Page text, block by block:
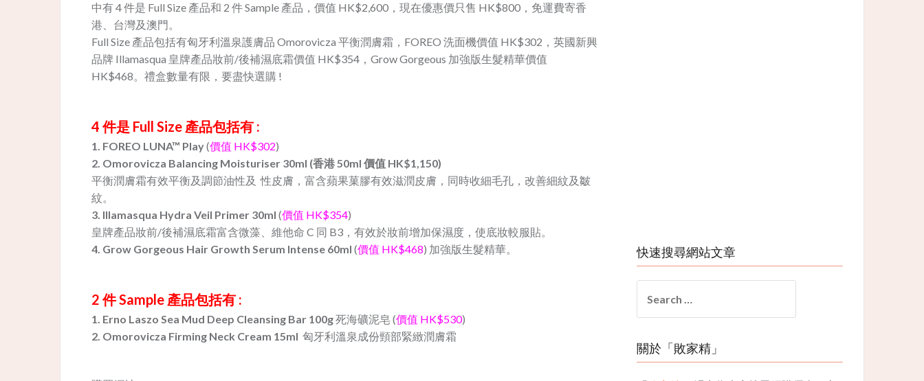
中有 4 件是 Full Size 產品和 2 件 Sample 產品，價值 HK$2,600，現在優惠價只售 HK$800，免運費寄香
港、台灣及澳門。
Full Size 產品包括有匈牙利溫泉護膚品 Omorovicza 平衡潤膚霜，FOREO 洗面機價值 HK$302，英國新興
品牌 Illamasqua 皇牌產品妝前/後補濕底霜價值 HK$354，Grow Gorgeous 加強版生髮精華價值
HK$468。禮盒數量有限，要盡快選購 !
4 件是 Full Size 產品包括有 :
1. FOREO LUNA™ Play(價值 HK$302)
2. Omorovicza Balancing Moisturiser 30ml (香港 50ml 價值 HK$1,150)
平衡潤膚霜有效平衡及調節油性及 性皮膚，富含蘋果菓膠有效滋潤皮膚，同時收細毛孔，改善細紋及皺
紋。
3. Illamasqua Hydra Veil Primer 30ml (價值 HK$354)
皇牌產品妝前/後補濕底霜富含微藻、維他命 C 同 B3，有效於妝前增加保濕度，使底妝較服貼。
4. Grow Gorgeous Hair Growth Serum Intense 60ml (價值 HK$468) 加強版生髮精華。
2 件 Sample 產品包括有 :
1. Erno Laszo Sea Mud Deep Cleansing Bar 100g死海礦泥皂 (價值 HK$530)
2. Omorovicza Firming Neck Cream 15ml 匈牙利溫泉成份頸部緊緻潤膚霜
快速搜尋網站文章
for:
關於「敗家精」